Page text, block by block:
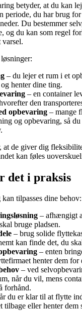
betyder, at du kan
periode, du har brug
Du bestemmer
og du kan som regel
varsel.
– du lejer et rum i et
henter dine ting.
– en container
den
opbevaring – mange
og opbevaring, så
at de giver dig
kan føles
det i praksis
tilpasses dine behov:
– afhængigt
bruge pladsen.
– brug solide
kan finde det, du
– enten
henter dem for
– ved
når du vil, mens
forhånd.
du er klar til at flytte
tilbage eller henter dem